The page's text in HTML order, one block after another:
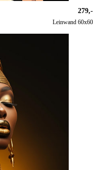
279,-
Leinwand 60x60